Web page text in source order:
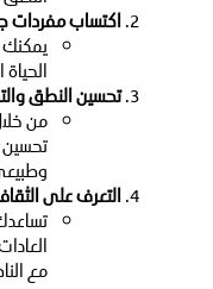
اكتساب مفردات
تحسين النطق
من
التعرف على
مع